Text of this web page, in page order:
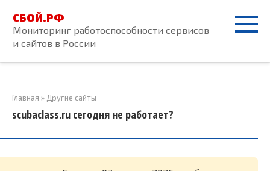
контенту
СБОЙ.РФ
Мониторинг работоспособности сервисов
и сайтов в России
Главная » Другие сайты
scubaclass.ru сегодня не работает?